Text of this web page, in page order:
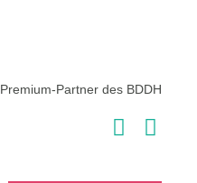
Premium-Partner des BDDH